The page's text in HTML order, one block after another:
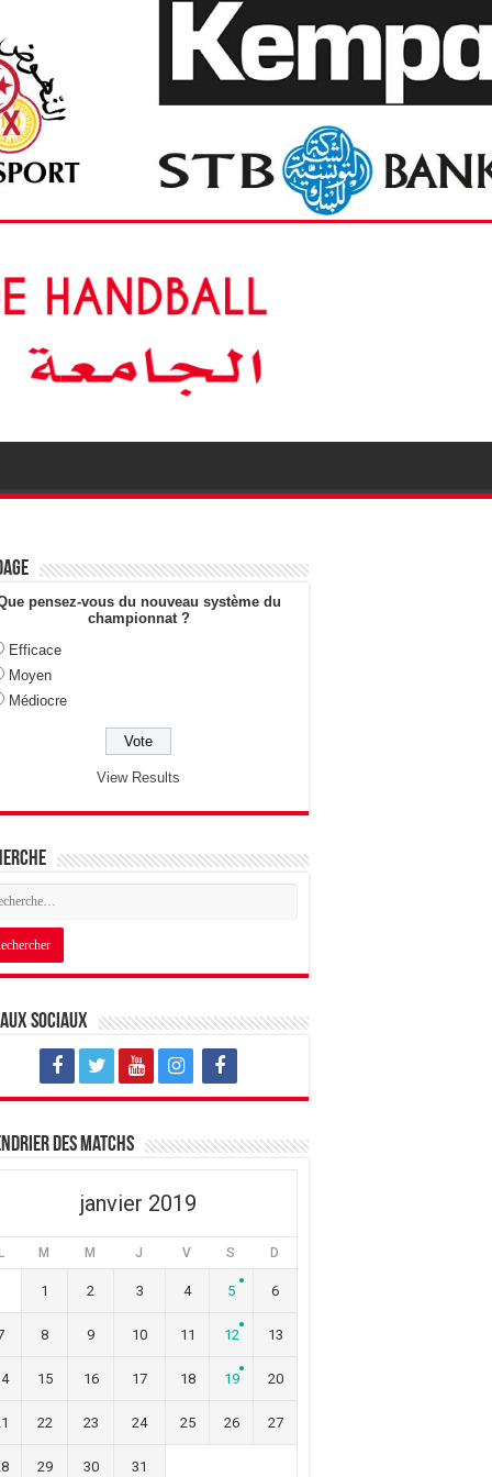
pensez-vous du nouveau système du
championnat ?
Efficace
Moyen
Médiocre
View Results
sociaux
des matchs
janvier 2019
M M J V S D
1 2 3 4 5 6
8 9 10 11 12 13
15 16 17 18 19 20
22 23 24 25 26 27
29 30 31